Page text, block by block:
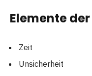
Elemente der
Zeit
Unsicherheit